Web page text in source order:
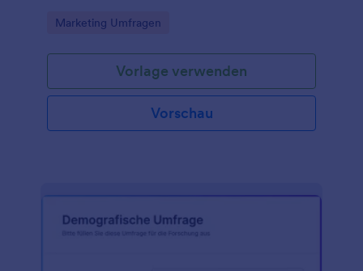
Go to Category:
Marketing Umfragen
Vorlage verwenden
Vorschau